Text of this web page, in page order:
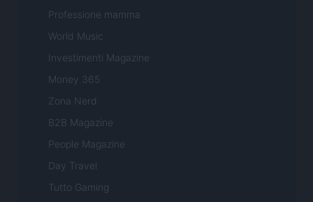
Professione mamma
World Music
Investimenti Magazine
Money 365
Zona Nerd
B2B Magazine
People Magazine
Day Travel
Tutto Gaming